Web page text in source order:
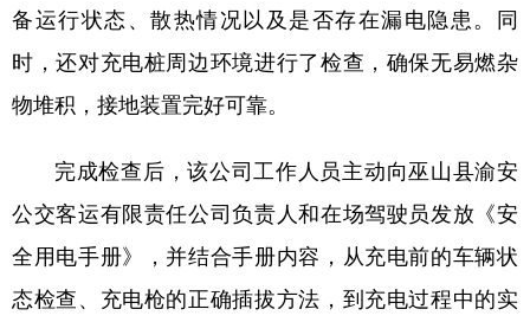
备运行状态、散热情况以及是否存在漏电隐患。同
时，还对充电桩周边环境进行了检查，确保无易燃杂
物堆积，接地装置完好可靠。
完成检查后，该公司工作人员主动向巫山县渝安
公交客运有限责任公司负责人和在场驾驶员发放《安
全用电手册》，并结合手册内容，从充电前的车辆状
态检查、充电枪的正确插拔方法，到充电过程中的实